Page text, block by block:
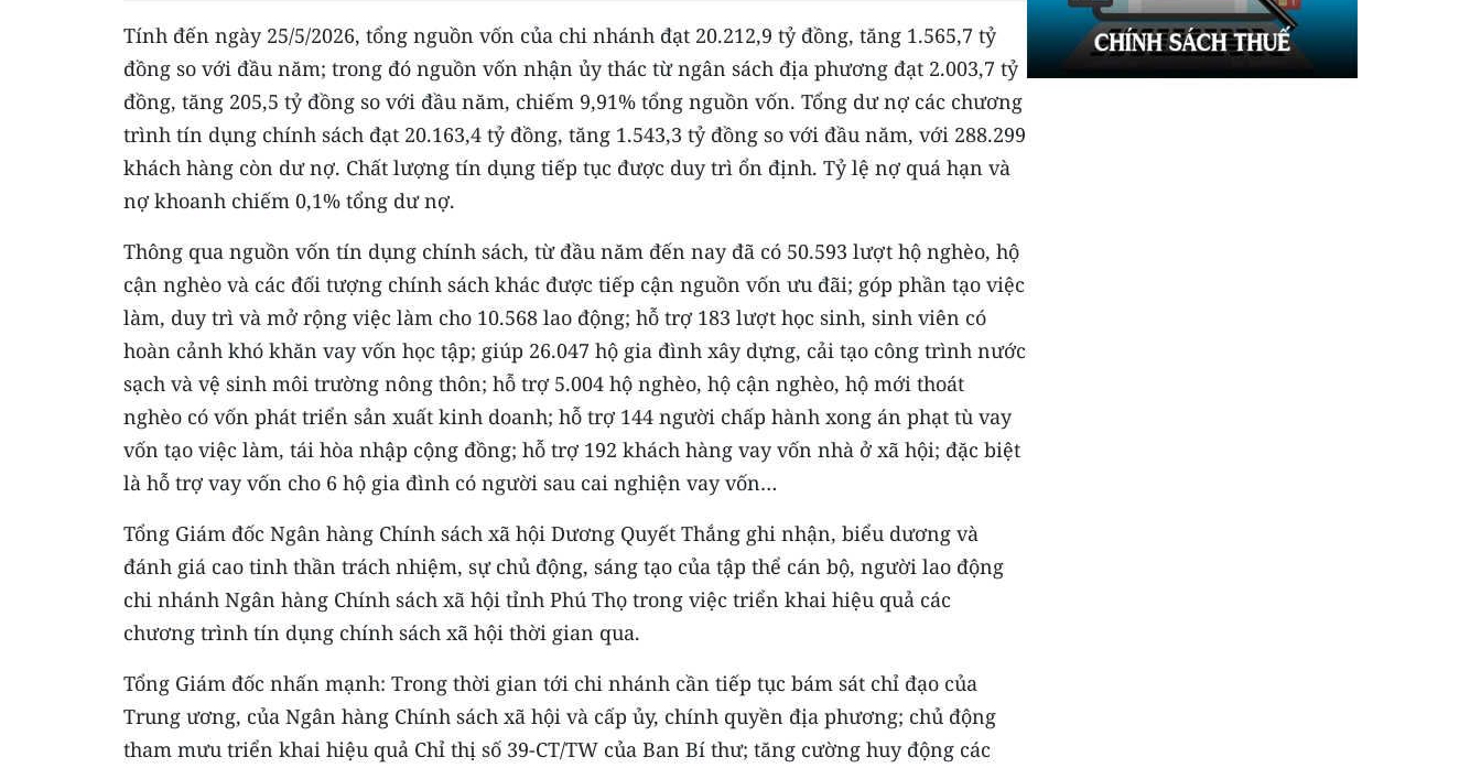
Tính đến ngày 25/5/2026, tổng nguồn vốn của chi nhánh đạt 20.212,9 tỷ đồng, tăng 1.565,7 tỷ
đồng so với đầu năm; trong đó nguồn vốn nhận ủy thác từ ngân sách địa phương đạt 2.003,7 tỷ
đồng, tăng 205,5 tỷ đồng so với đầu năm, chiếm 9,91% tổng nguồn vốn. Tổng dư nợ các chương
trình tín dụng chính sách đạt 20.163,4 tỷ đồng, tăng 1.543,3 tỷ đồng so với đầu năm, với 288.299
khách hàng còn dư nợ. Chất lượng tín dụng tiếp tục được duy trì ổn định. Tỷ lệ nợ quá hạn và
nợ khoanh chiếm 0,1% tổng dư nợ.
Thông qua nguồn vốn tín dụng chính sách, từ đầu năm đến nay đã có 50.593 lượt hộ nghèo, hộ
cận nghèo và các đối tượng chính sách khác được tiếp cận nguồn vốn ưu đãi; góp phần tạo việc
làm, duy trì và mở rộng việc làm cho 10.568 lao động; hỗ trợ 183 lượt học sinh, sinh viên có
hoàn cảnh khó khăn vay vốn học tập; giúp 26.047 hộ gia đình xây dựng, cải tạo công trình nước
sạch và vệ sinh môi trường nông thôn; hỗ trợ 5.004 hộ nghèo, hộ cận nghèo, hộ mới thoát
nghèo có vốn phát triển sản xuất kinh doanh; hỗ trợ 144 người chấp hành xong án phạt tù vay
vốn tạo việc làm, tái hòa nhập cộng đồng; hỗ trợ 192 khách hàng vay vốn nhà ở xã hội; đặc biệt
là hỗ trợ vay vốn cho 6 hộ gia đình có người sau cai nghiện vay vốn…
Tổng Giám đốc Ngân hàng Chính sách xã hội Dương Quyết Thắng ghi nhận, biểu dương và
đánh giá cao tinh thần trách nhiệm, sự chủ động, sáng tạo của tập thể cán bộ, người lao động
chi nhánh Ngân hàng Chính sách xã hội tỉnh Phú Thọ trong việc triển khai hiệu quả các
chương trình tín dụng chính sách xã hội thời gian qua.
Tổng Giám đốc nhấn mạnh: Trong thời gian tới chi nhánh cần tiếp tục bám sát chỉ đạo của
Trung ương, của Ngân hàng Chính sách xã hội và cấp ủy, chính quyền địa phương; chủ động
tham mưu triển khai hiệu quả Chỉ thị số 39-CT/TW của Ban Bí thư; tăng cường huy động các